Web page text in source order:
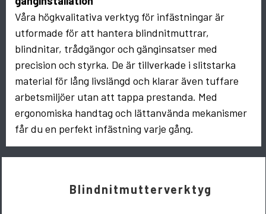
Våra högkvalitativa verktyg för infästningar är
utformade för att hantera blindnitmuttrar,
blindnitar, trådgängor och gänginsatser med
precision och styrka. De är tillverkade i slitstarka
material för lång livslängd och klarar även tuffare
arbetsmiljöer utan att tappa prestanda. Med
ergonomiska handtag och lättanvända mekanismer
får du en perfekt infästning varje gång.
Blindnitmutterverktyg